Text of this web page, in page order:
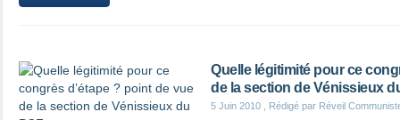
Quelle légitimité pour ce
de la section de Vénissieux
5 Juin 2010 , Rédigé par Réveil